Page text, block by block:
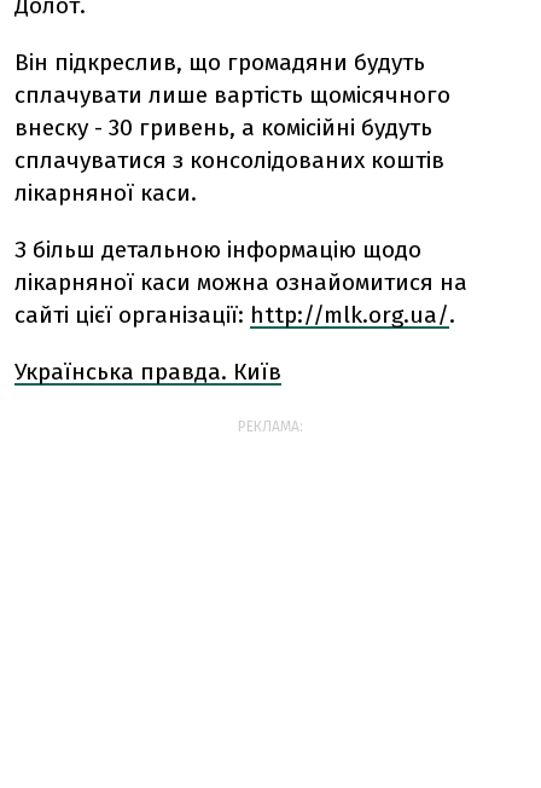
Він підкреслив, що громадяни будуть
сплачувати лише вартість щомісячного
внеску - 30 гривень, а комісійні будуть
сплачуватися з консолідованих коштів
лікарняної каси.
З більш детальною інформацію щодо
лікарняної каси можна ознайомитися на
сайті цієї організації: http://mlk.org.ua/.
Українська правда. Київ
РЕКЛАМА: